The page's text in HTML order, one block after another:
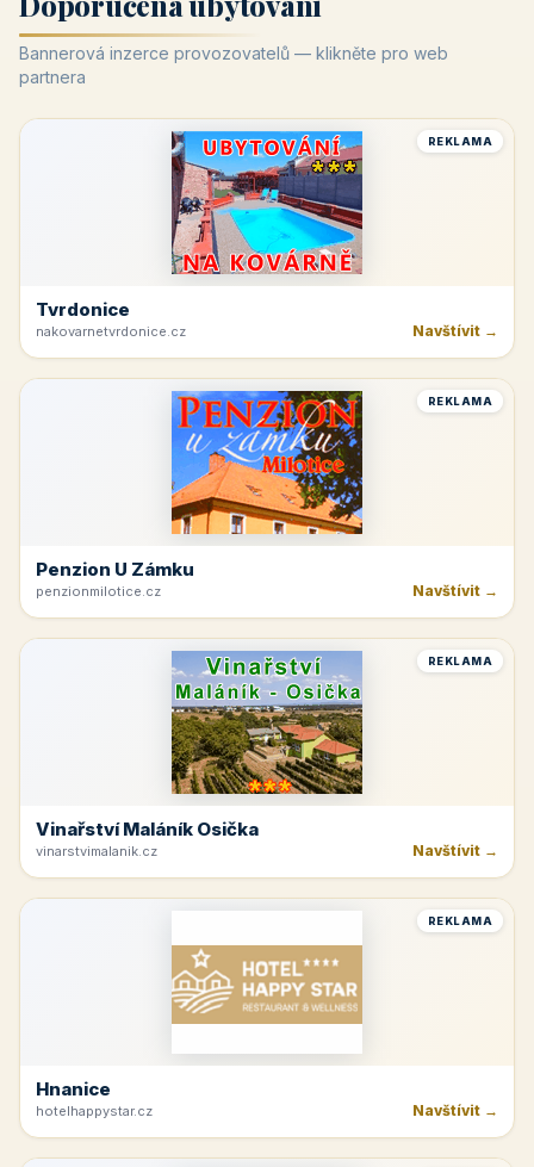
Bannerová inzerce provozovatelů — klikněte pro web
partnera
REKLAMA
Tvrdonice
nakovarnetvrdonice.cz Navštívit →
REKLAMA
Penzion U Zámku
penzionmilotice.cz Navštívit →
REKLAMA
Vinařství Maláník Osička
vinarstvimalanik.cz Navštívit →
REKLAMA
Hnanice
hotelhappystar.cz Navštívit →